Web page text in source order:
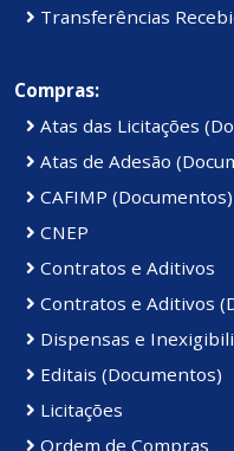
Transferências
Compras:
Atas das Licitações
Atas de Adesão
CAFIMP (Documentos)
CNEP
Contratos e Aditivos
Contratos e Aditivos
Dispensas e
Editais (Documentos)
Licitações
Ordem de Compras